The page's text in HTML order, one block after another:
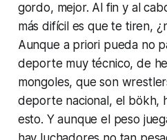
gordo, mejor. Al fin y al
más difícil es que te tiren,
Aunque a priori pueda no
deporte muy técnico, de
mongoles, que son
deporte nacional, el bökh,
esto. Y aunque el peso